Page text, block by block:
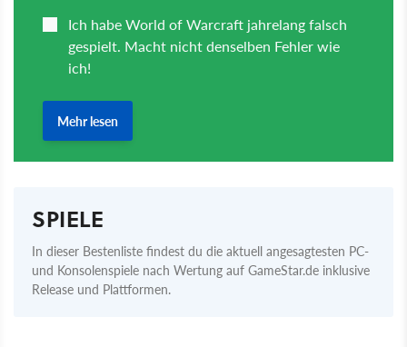
SPIELE
In dieser Bestenliste findest du die aktuell angesagtesten PC-
und Konsolenspiele nach Wertung auf GameStar.de inklusive
Release und Plattformen.